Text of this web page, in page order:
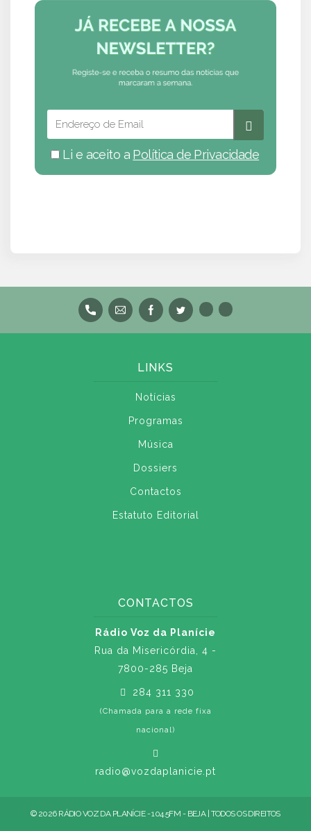
Li e aceito a Política de Privacidade
LINKS
Notícias
Programas
Música
Dossiers
Contactos
Estatuto Editorial
CONTACTOS
Rádio Voz da Planície
Rua da Misericórdia, 4 -
7800-285 Beja
284 311 330
(Chamada para a rede fixa
nacional)
radio@vozdaplanicie.pt
© 2026 RÁDIO VOZ DA PLANÍCIE - 104.5FM - BEJA | TODOS OS DIREITOS